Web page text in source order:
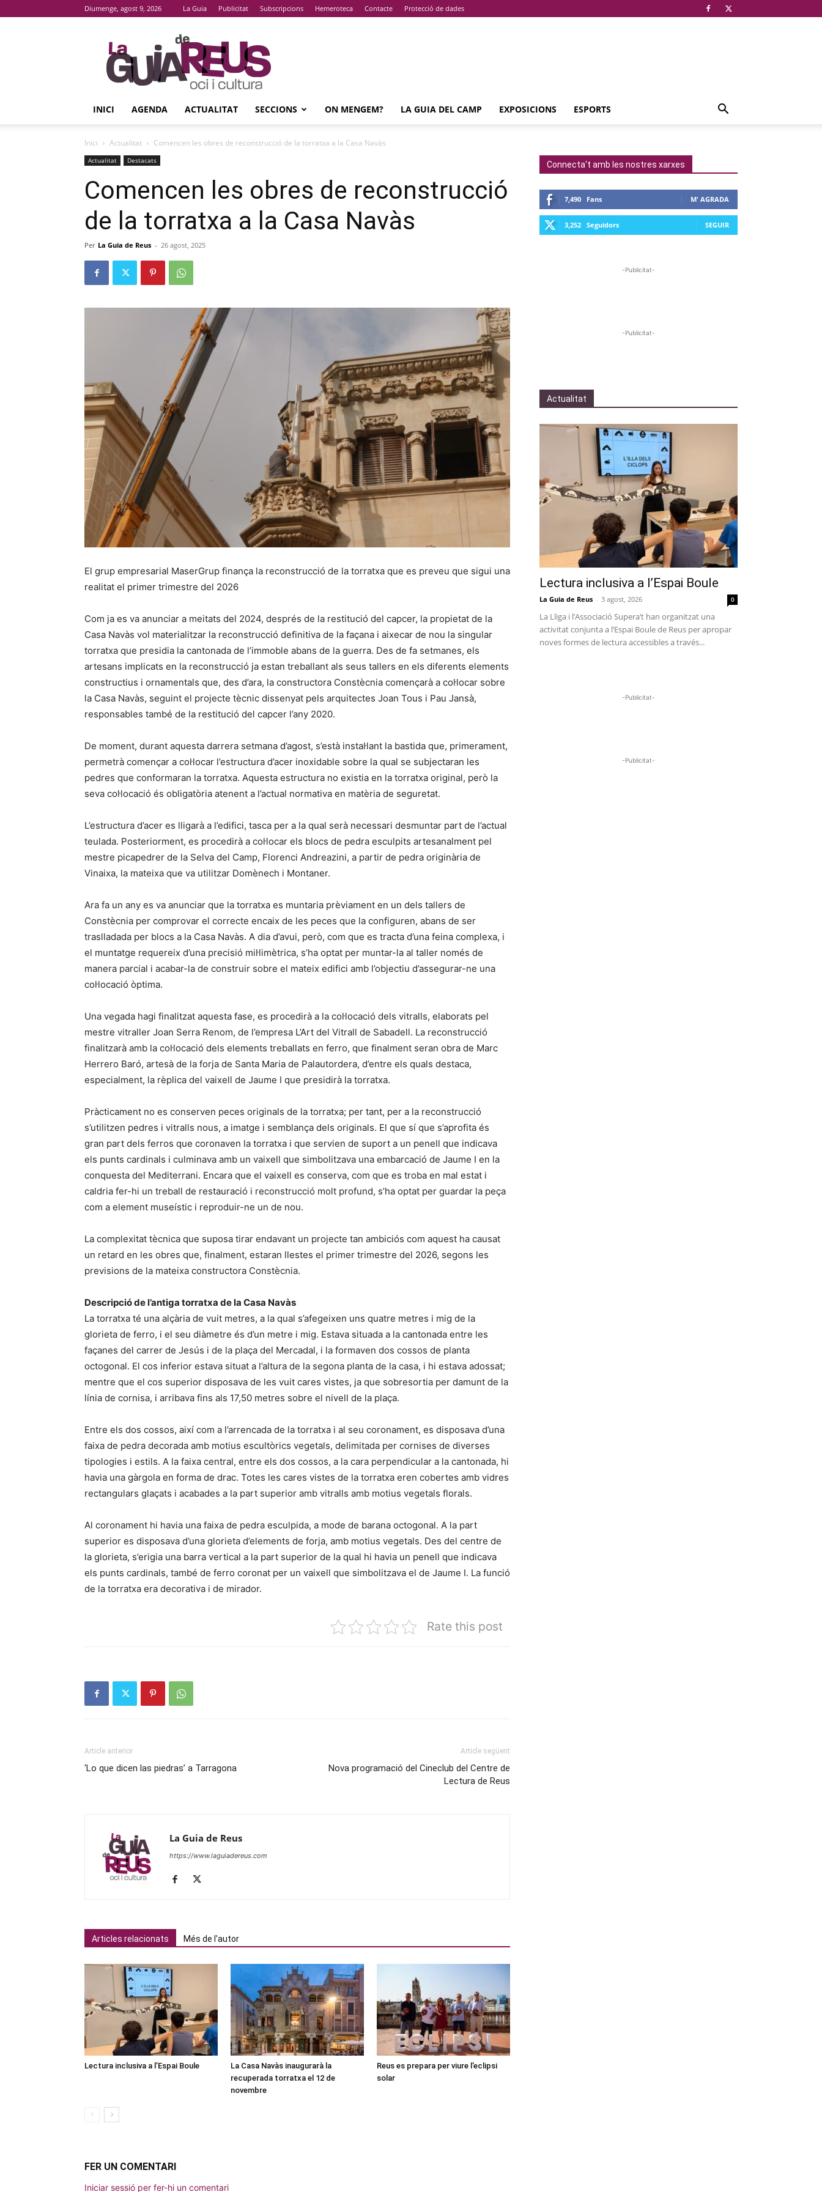
Diumenge, agost 9, 2026 La Guia Publicitat Subscripcions Hemeroteca Contacte Protecció de dades
La
Guia
De
Reus
INICI AGENDA ACTUALITAT SECCIONS ON MENGEM? LA GUIA DEL CAMP EXPOSICIONS ESPORTS
Inici Actualitat Comencen les obres de reconstrucció de la torratxa a la Casa Navàs
Actualitat Destacats
Comencen les obres de reconstrucció
de la torratxa a la Casa Navàs
Per La Guia de Reus - 26 agost, 2025
El grup empresarial MaserGrup finança la reconstrucció de la torratxa que es preveu que sigui una
realitat el primer trimestre del 2026
Com ja es va anunciar a meitats del 2024, després de la restitució del capcer, la propietat de la
Casa Navàs vol materialitzar la reconstrucció definitiva de la façana i aixecar de nou la singular
torratxa que presidia la cantonada de l’immoble abans de la guerra. Des de fa setmanes, els
artesans implicats en la reconstrucció ja estan treballant als seus tallers en els diferents elements
constructius i ornamentals que, des d’ara, la constructora Constècnia començarà a col·locar sobre
la Casa Navàs, seguint el projecte tècnic dissenyat pels arquitectes Joan Tous i Pau Jansà,
responsables també de la restitució del capcer l’any 2020.
De moment, durant aquesta darrera setmana d’agost, s’està instal·lant la bastida que, primerament,
permetrà començar a col·locar l’estructura d’acer inoxidable sobre la qual se subjectaran les
pedres que conformaran la torratxa. Aquesta estructura no existia en la torratxa original, però la
seva col·locació és obligatòria atenent a l’actual normativa en matèria de seguretat.
L’estructura d’acer es lligarà a l’edifici, tasca per a la qual serà necessari desmuntar part de l’actual
teulada. Posteriorment, es procedirà a col·locar els blocs de pedra esculpits artesanalment pel
mestre picapedrer de la Selva del Camp, Florenci Andreazini, a partir de pedra originària de
Vinaixa, la mateixa que va utilitzar Domènech i Montaner.
Ara fa un any es va anunciar que la torratxa es muntaria prèviament en un dels tallers de
Constècnia per comprovar el correcte encaix de les peces que la configuren, abans de ser
traslladada per blocs a la Casa Navàs. A dia d’avui, però, com que es tracta d’una feina complexa, i
el muntatge requereix d’una precisió mil·limètrica, s’ha optat per muntar-la al taller només de
manera parcial i acabar-la de construir sobre el mateix edifici amb l’objectiu d’assegurar-ne una
col·locació òptima.
Una vegada hagi finalitzat aquesta fase, es procedirà a la col·locació dels vitralls, elaborats pel
mestre vitraller Joan Serra Renom, de l’empresa L’Art del Vitrall de Sabadell. La reconstrucció
finalitzarà amb la col·locació dels elements treballats en ferro, que finalment seran obra de Marc
Herrero Baró, artesà de la forja de Santa Maria de Palautordera, d’entre els quals destaca,
especialment, la rèplica del vaixell de Jaume I que presidirà la torratxa.
Pràcticament no es conserven peces originals de la torratxa; per tant, per a la reconstrucció
s’utilitzen pedres i vitralls nous, a imatge i semblança dels originals. El que sí que s’aprofita és
gran part dels ferros que coronaven la torratxa i que servien de suport a un penell que indicava
els punts cardinals i culminava amb un vaixell que simbolitzava una embarcació de Jaume I en la
conquesta del Mediterrani. Encara que el vaixell es conserva, com que es troba en mal estat i
caldria fer-hi un treball de restauració i reconstrucció molt profund, s’ha optat per guardar la peça
com a element museístic i reproduir-ne un de nou.
La complexitat tècnica que suposa tirar endavant un projecte tan ambiciós com aquest ha causat
un retard en les obres que, finalment, estaran llestes el primer trimestre del 2026, segons les
previsions de la mateixa constructora Constècnia.
Descripció de l’antiga torratxa de la Casa Navàs
La torratxa té una alçària de vuit metres, a la qual s’afegeixen uns quatre metres i mig de la
glorieta de ferro, i el seu diàmetre és d’un metre i mig. Estava situada a la cantonada entre les
façanes del carrer de Jesús i de la plaça del Mercadal, i la formaven dos cossos de planta
octogonal. El cos inferior estava situat a l’altura de la segona planta de la casa, i hi estava adossat;
mentre que el cos superior disposava de les vuit cares vistes, ja que sobresortia per damunt de la
línia de cornisa, i arribava fins als 17,50 metres sobre el nivell de la plaça.
Entre els dos cossos, així com a l’arrencada de la torratxa i al seu coronament, es disposava d’una
faixa de pedra decorada amb motius escultòrics vegetals, delimitada per cornises de diverses
tipologies i estils. A la faixa central, entre els dos cossos, a la cara perpendicular a la cantonada, hi
havia una gàrgola en forma de drac. Totes les cares vistes de la torratxa eren cobertes amb vidres
rectangulars glaçats i acabades a la part superior amb vitralls amb motius vegetals florals.
Al coronament hi havia una faixa de pedra esculpida, a mode de barana octogonal. A la part
superior es disposava d’una glorieta d’elements de forja, amb motius vegetals. Des del centre de
la glorieta, s’erigia una barra vertical a la part superior de la qual hi havia un penell que indicava
els punts cardinals, també de ferro coronat per un vaixell que simbolitzava el de Jaume I. La funció
de la torratxa era decorativa i de mirador.
Rate this post
Article anterior
‘Lo que dicen las piedras’ a Tarragona
Article següent
Nova programació del Cineclub del Centre de
Lectura de Reus
La Guia de Reus
https://www.laguiadereus.com
Articles relacionats Més de l'autor
Lectura inclusiva a l’Espai Boule
La Casa Navàs inaugurarà la
recuperada torratxa el 12 de
novembre
Reus es prepara per viure l’eclipsi
solar
FER UN COMENTARI
Iniciar sessió per fer-hi un comentari
Connecta't amb les nostres xarxes
7,490 Fans M' AGRADA
3,252 Seguidors SEGUIR
-Publicitat-
-Publicitat-
Actualitat
Lectura inclusiva a l’Espai Boule
La Guia de Reus - 3 agost, 2026 0
La Lliga i l’Associació Supera’t han organitzat una
activitat conjunta a l’Espai Boule de Reus per apropar
noves formes de lectura accessibles a través...
-Publicitat-
-Publicitat-